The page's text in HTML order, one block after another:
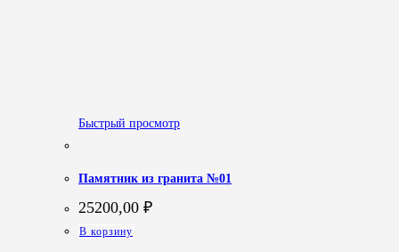
Быстрый просмотр
Памятник из гранита №01
25200,00 ₽
В корзину